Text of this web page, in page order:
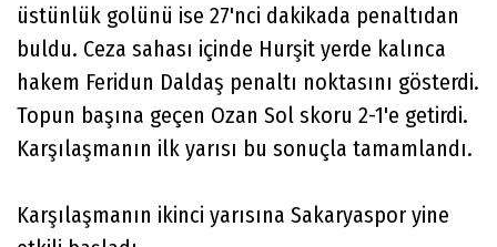
üstünlük golünü ise 27'nci dakikada penaltıdan
buldu. Ceza sahası içinde Hurşit yerde kalınca
hakem Feridun Daldaş penaltı noktasını gösterdi.
Topun başına geçen Ozan Sol skoru 2-1'e getirdi.
Karşılaşmanın ilk yarısı bu sonuçla tamamlandı.
Karşılaşmanın ikinci yarısına Sakaryaspor yine